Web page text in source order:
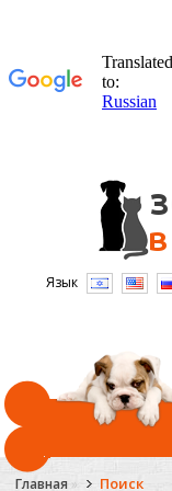
Язык
ГЛАВНАЯ
Главная» Поиск